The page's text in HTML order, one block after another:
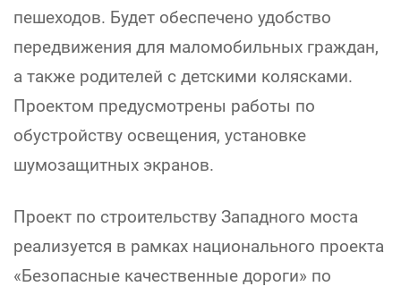
пешеходов. Будет обеспечено удобство
передвижения для маломобильных граждан,
а также родителей с детскими колясками.
Проектом предусмотрены работы по
обустройству освещения, установке
шумозащитных экранов.
Проект по строительству Западного моста
реализуется в рамках национального проекта
«Безопасные качественные дороги» по